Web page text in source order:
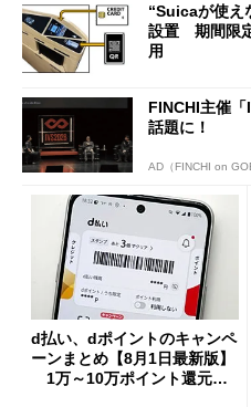
“Suicaが使え
設置 期間限
用
FINCHI主催
話題に！
AD（FINCHI on
d払い、dポイントのキャンペ
ーンまとめ【8月1日最新版】
1万～10万ポイント還元の